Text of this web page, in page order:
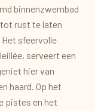
binnenzwembad
tot rust te laten
Het sfeervolle
serveert een
hier van
haard. Op het
pistes en het